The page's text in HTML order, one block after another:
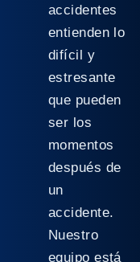
accidentes
entienden lo
difícil y
estresante
que pueden
ser los
momentos
después de
un
accidente.
Nuestro
equipo está